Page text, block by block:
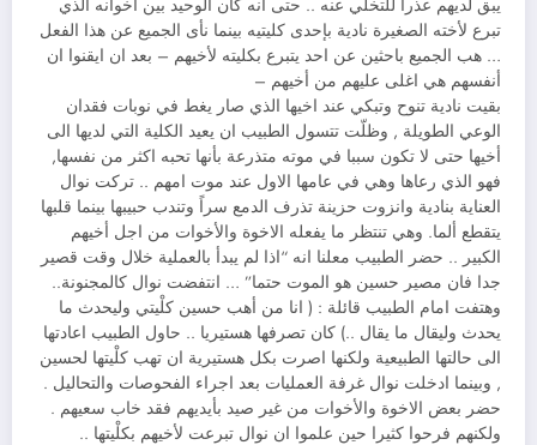
يبق لديهم عذرا للتخلي عنه .. حتى انه كان الوحيد بين اخوانه الذي
تبرع لأخته الصغيرة نادية بإحدى كليتيه بينما نأى الجميع عن هذا الفعل
… هب الجميع باحثين عن احد يتبرع بكليته لأخيهم – بعد ان ايقنوا ان
أنفسهم هي اغلى عليهم من أخيهم –
بقيت نادية تنوح وتبكي عند اخيها الذي صار يغط في نوبات فقدان
الوعي الطويلة , وظلّت تتسول الطبيب ان يعيد الكلية التي لديها الى
أخيها حتى لا تكون سببا في موته متذرعة بأنها تحبه اكثر من نفسها,
فهو الذي رعاها وهي في عامها الاول عند موت امهم .. تركت نوال
العناية بنادية وانزوت حزينة تذرف الدمع سراً وتندب حبيبها بينما قلبها
يتقطع ألما. وهي تنتظر ما يفعله الاخوة والأخوات من اجل أخيهم
الكبير .. حضر الطبيب معلنا انه “اذا لم يبدأ بالعملية خلال وقت قصير
جدا فان مصير حسين هو الموت حتما” … انتفضت نوال كالمجنونة..
وهتفت امام الطبيب قائلة : ( انا من أهب حسين كلْيتي وليحدث ما
يحدث وليقال ما يقال ..) كان تصرفها هستيريا .. حاول الطبيب اعادتها
الى حالتها الطبيعية ولكنها اصرت بكل هستيرية ان تهب كلْيتها لحسين
, وبينما ادخلت نوال غرفة العمليات بعد اجراء الفحوصات والتحاليل .
حضر بعض الاخوة والأخوات من غير صيد بأيديهم فقد خاب سعيهم .
ولكنهم فرحوا كثيرا حين علموا ان نوال تبرعت لأخيهم بكلْيتها ..